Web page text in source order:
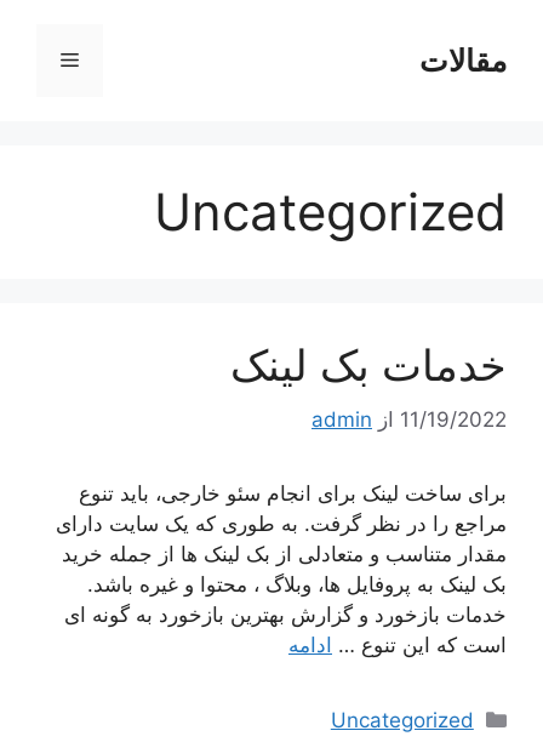
محتوامقالات فهرست
Uncategorized
خدمات بک لینک
11/19/2022 از admin
برای ساخت لینک برای انجام سئو خارجی، باید تنوع
مراجع را در نظر گرفت. به طوری که یک سایت دارای
مقدار متناسب و متعادلی از بک لینک ها از جمله خرید
بک لینک به پروفایل ها، وبلاگ ، محتوا و غیره باشد.
خدمات بازخورد و گزارش بهترین بازخورد به گونه ای
است که این تنوع … ادامه
دسته‌ها
Uncategorized